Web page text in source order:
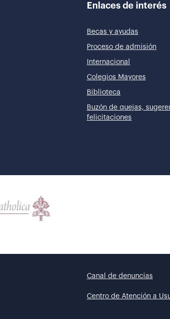
Enlaces de interés
Becas y ayudas
Proceso de admisión
Internacional
Colegios Mayores
Biblioteca
Buzón de quejas,
felicitaciones
Canal de denuncias
Centro de Atención a